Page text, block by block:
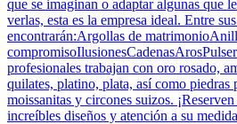
que se imaginan o adaptar algunas que
verlas, esta es la empresa ideal. Entre
encontrarán:Argollas de
profesionales trabajan con oro rosado,
quilates, platino, plata, así como piedras
moissanitas y circones suizos.
increíbles diseños y atención a su